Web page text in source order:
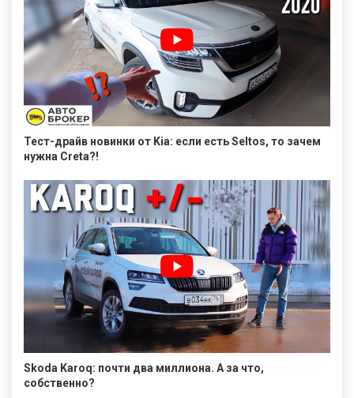
Тест-драйв новинки от Kia: если есть Seltos, то зачем
нужна Creta?!
Skoda Karoq: почти два миллиона. А за что,
собственно?